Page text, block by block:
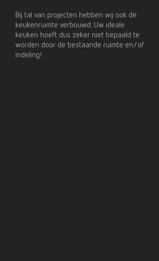
Bij tal van projecten hebben wij ook de
keukenruimte verbouwd. Uw ideale
keuken hoeft dus zeker niet bepaald te
worden door de bestaande ruimte en/of
indeling!